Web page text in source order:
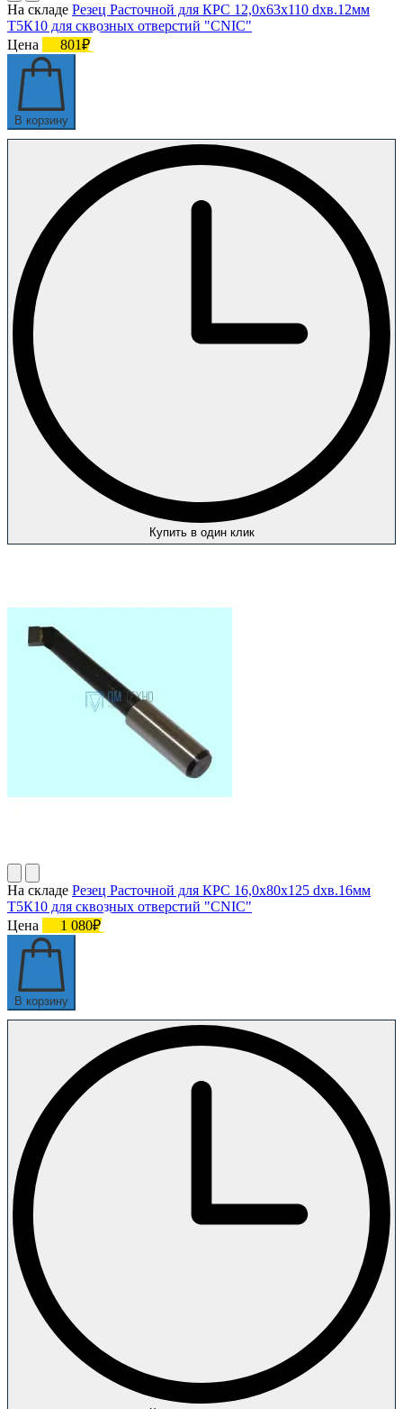
На складе Резец Расточной для КРС 12,0х63х110 dхв.12мм
Т5К10 для сквозных отверстий "CNIC"
Цена
801₽
В корзину
Купить в один клик
На складе Резец Расточной для КРС 16,0х80х125 dхв.16мм
Т5К10 для сквозных отверстий "CNIC"
Цена
1 080₽
В корзину